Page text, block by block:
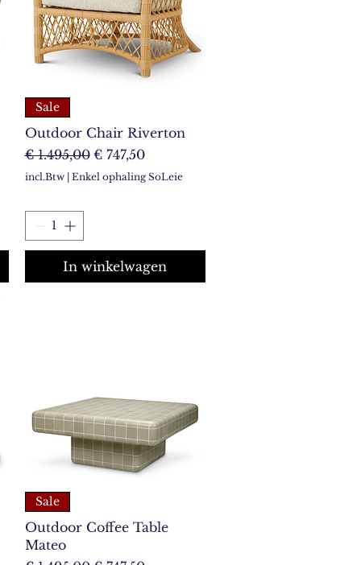
Sale
Outdoor Chair Riverton
Normale prijs
€ 1.495,00 Verkoopprijs
€ 747,50
incl.Btw | Enkel ophaling SoLeie
In winkelwagen
Sale
Outdoor Coffee Table
Mateo